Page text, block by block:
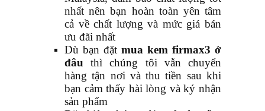
nhất nên bạn hoàn toàn yên tâm
cả về chất lượng và mức giá bán
ưu đãi nhất
Dù bạn đặt mua kem firmax3 ở
đâu thì chúng tôi vẫn chuyển
hàng tận nơi và thu tiền sau khi
bạn cảm thấy hài lòng và ký nhận
sản phẩm